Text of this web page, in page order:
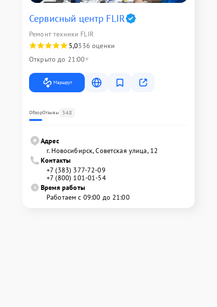
Сервисный центр FLIR
Ремонт техники FLIR
5,0336 оценки
Открыто до 21:00
Маршрут
ОбзорОтзывы 348
Адрес
г. Новосибирск, Советская улица, 12
Контакты
+7 (383) 377-72-09
+7 (800) 101-01-54
Время работы
Работаем с 09:00 до 21:00